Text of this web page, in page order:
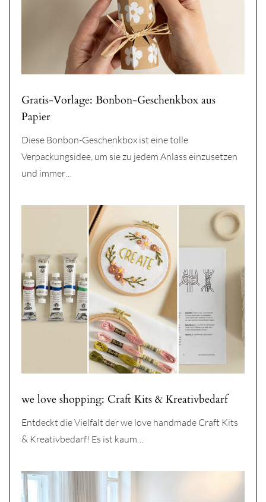
Gratis-Vorlage: Bonbon-Geschenkbox aus
Papier
Diese Bonbon-Geschenkbox ist eine tolle
Verpackungsidee, um sie zu jedem Anlass einzusetzen
und immer…
we love shopping: Craft Kits & Kreativbedarf
Entdeckt die Vielfalt der we love handmade Craft Kits
& Kreativbedarf! Es ist kaum…